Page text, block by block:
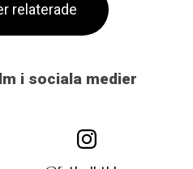
relaterade
i sociala medier